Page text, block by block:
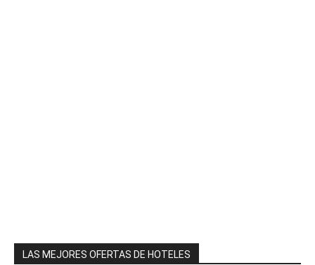
LAS MEJORES OFERTAS DE HOTELES